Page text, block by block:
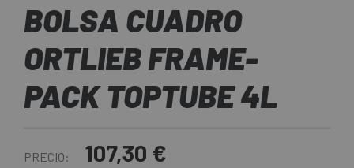
BOLSA CUADRO
ORTLIEB FRAME-
PACK TOPTUBE 4L
PRECIO: 107,30 €